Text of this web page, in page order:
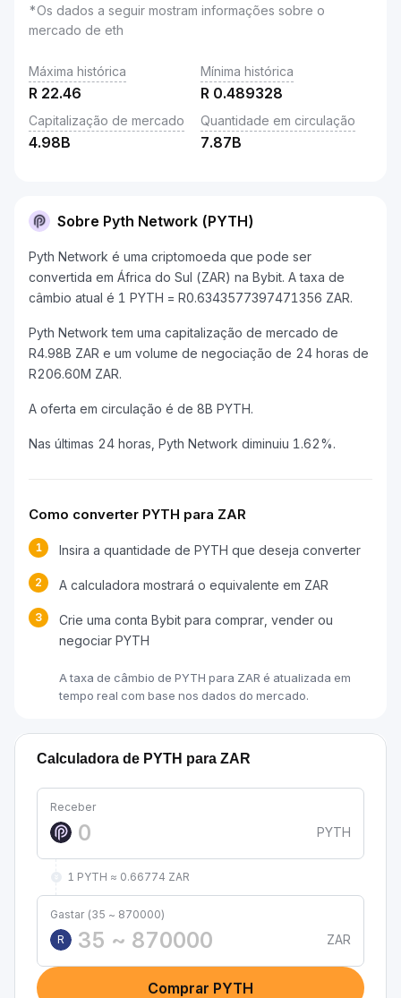
*Os dados a seguir mostram informações sobre o
mercado de eth
Máxima histórica
R 22.46
Mínima histórica
R 0.489328
Capitalização de mercado
4.98B
Quantidade em circulação
7.87B
Sobre Pyth Network (PYTH)
Pyth Network é uma criptomoeda que pode ser
convertida em África do Sul (ZAR) na Bybit. A taxa de
câmbio atual é 1 PYTH = R0.6343577397471356 ZAR.
Pyth Network tem uma capitalização de mercado de
R4.98B ZAR e um volume de negociação de 24 horas de
R206.60M ZAR.
A oferta em circulação é de 8B PYTH.
Nas últimas 24 horas, Pyth Network diminuiu 1.62%.
Como converter PYTH para ZAR
1 Insira a quantidade de PYTH que deseja converter
2 A calculadora mostrará o equivalente em ZAR
3
Crie uma conta Bybit para comprar, vender ou
negociar PYTH
A taxa de câmbio de PYTH para ZAR é atualizada em
tempo real com base nos dados do mercado.
Calculadora de PYTH para ZAR
Receber
PYTH
1 PYTH ≈ 0.66774 ZAR
Gastar (35 ~ 870000)
R
ZAR
Comprar PYTH